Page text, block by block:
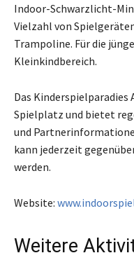
Indoor-Schwarzlicht-
Vielzahl von
Trampoline. Für die
Kleinkindbereich.
Das
Spielplatz und bietet
und
kann jederzeit
werden.
Website:
Weitere